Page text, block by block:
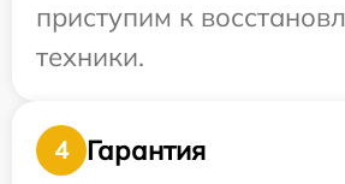
приступим к
техники.
4
Гарантия